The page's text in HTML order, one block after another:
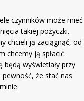
czynników może mieć
takiej pożyczki.
chcieli ją zaciągnąć, od
chcemy ją spłacić.
wyświetlały przy
że stać nas